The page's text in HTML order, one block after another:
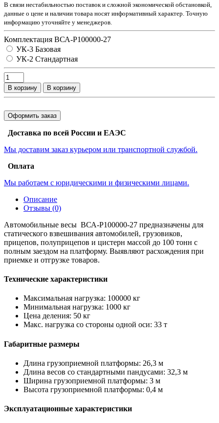
В связи нестабильностью поставок и сложной экономической обстановкой,
данные о цене и наличии товара носят информативный характер. Точную
информацию уточняйте у менеджеров.
Комплектация ВСА-Р100000-27
УК-3 Базовая
УК-2 Стандартная
В корзину В корзину
Оформить заказ
Доставка по всей России и ЕАЭС
Мы доставим заказ курьером или транспортной службой.
Оплата
Мы работаем с юридическими и физическими лицами.
Описание
Отзывы (0)
Автомобильные весы ВСА-Р100000-27 предназначены для
статического взвешивания автомобилей, грузовиков,
прицепов, полуприцепов и цистерн массой до 100 тонн с
полным заездом на платформу. Выявляют расхождения при
приемке и отгрузке товаров.
Технические характеристики
Максимальная нагрузка: 100000 кг
Минимальная нагрузка: 1000 кг
Цена деления: 50 кг
Макс. нагрузка со стороны одной оси: 33 т
Габаритные размеры
Длина грузоприемной платформы: 26,3 м
Длина весов со стандартными пандусами: 32,3 м
Ширина грузоприемной платформы: 3 м
Высота грузоприемной платформы: 0,4 м
Эксплуатационные характеристики